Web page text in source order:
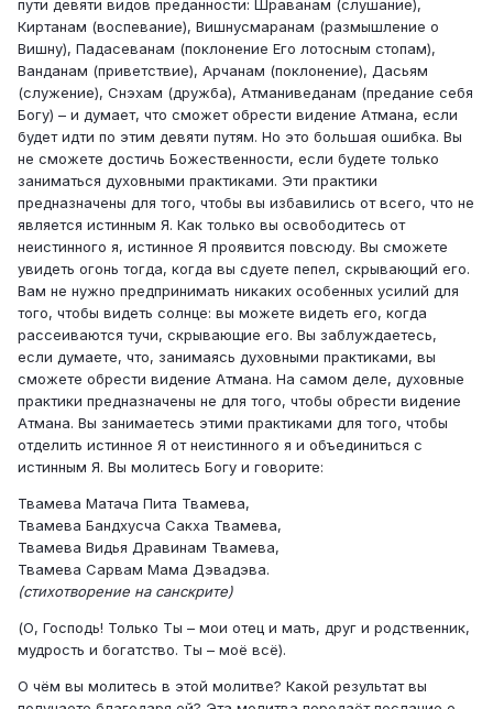
пути девяти видов преданности: Шраванам (слушание),
Киртанам (воспевание), Вишнусмаранам (размышление о
Вишну), Падасеванам (поклонение Его лотосным стопам),
Ванданам (приветствие), Арчанам (поклонение), Дасьям
(служение), Снэхам (дружба), Атманиведанам (предание себя
Богу) – и думает, что сможет обрести видение Атмана, если
будет идти по этим девяти путям. Но это большая ошибка. Вы
не сможете достичь Божественности, если будете только
заниматься духовными практиками. Эти практики
предназначены для того, чтобы вы избавились от всего, что не
является истинным Я. Как только вы освободитесь от
неистинного я, истинное Я проявится повсюду. Вы сможете
увидеть огонь тогда, когда вы сдуете пепел, скрывающий его.
Вам не нужно предпринимать никаких особенных усилий для
того, чтобы видеть солнце: вы можете видеть его, когда
рассеиваются тучи, скрывающие его. Вы заблуждаетесь,
если думаете, что, занимаясь духовными практиками, вы
сможете обрести видение Атмана. На самом деле, духовные
практики предназначены не для того, чтобы обрести видение
Атмана. Вы занимаетесь этими практиками для того, чтобы
отделить истинное Я от неистинного я и объединиться с
истинным Я. Вы молитесь Богу и говорите:
Твамева Матача Пита Твамева,
Твамева Бандхусча Сакха Твамева,
Твамева Видья Дравинам Твамева,
Твамева Сарвам Мама Дэвадэва.
(стихотворение на санскрите)
(О, Господь! Только Ты – мои отец и мать, друг и родственник,
мудрость и богатство. Ты – моё всё).
О чём вы молитесь в этой молитве? Какой результат вы